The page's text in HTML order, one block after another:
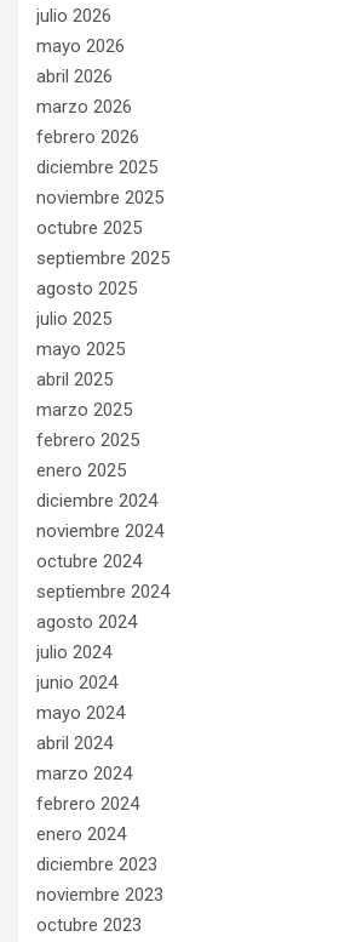
julio 2026
mayo 2026
abril 2026
marzo 2026
febrero 2026
diciembre 2025
noviembre 2025
octubre 2025
septiembre 2025
agosto 2025
julio 2025
mayo 2025
abril 2025
marzo 2025
febrero 2025
enero 2025
diciembre 2024
noviembre 2024
octubre 2024
septiembre 2024
agosto 2024
julio 2024
junio 2024
mayo 2024
abril 2024
marzo 2024
febrero 2024
enero 2024
diciembre 2023
noviembre 2023
octubre 2023